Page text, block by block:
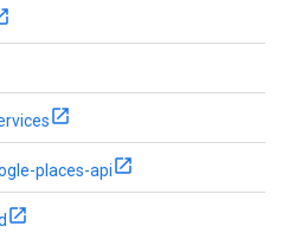
places-api